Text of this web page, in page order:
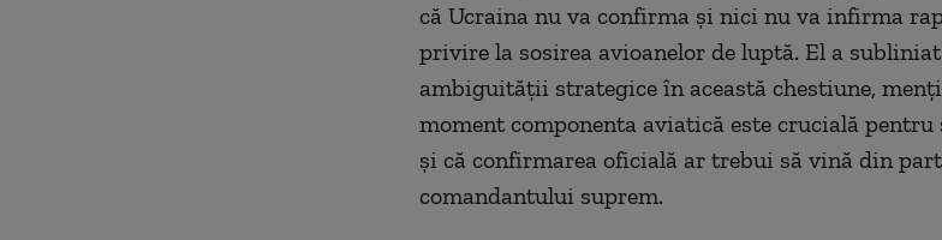
că Ucraina nu va confirma și nici nu va infirma
privire la sosirea avioanelor de luptă. El a
ambiguității strategice în această chestiune,
moment componenta aviatică este crucială
și că confirmarea oficială ar trebui să vină din
comandantului suprem.